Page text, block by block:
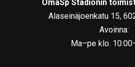
OmaSp Stadionin
Alaseinäjoenkatu 15,
Avoinna:
Ma–pe klo.